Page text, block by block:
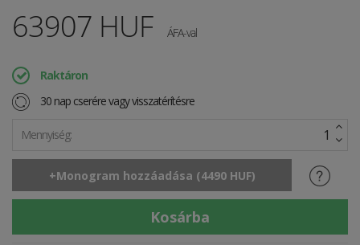
63907 HUF ÁFA-val
Raktáron
30 nap cserére vagy visszatérítésre
Mennyiség: